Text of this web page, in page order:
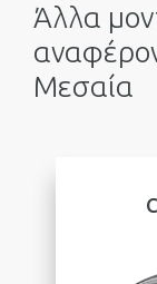
Άλλα
Μεσαία
Cat